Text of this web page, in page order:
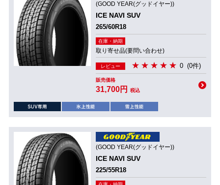
(GOOD YEAR(グッドイヤー))
ICE NAVI SUV
265/60R18
在庫・納期
取り寄せ品(要問い合わせ)
レビュー 0 (0件)
販売価格
31,700円 税込
(GOOD YEAR(グッドイヤー))
ICE NAVI SUV
225/55R18